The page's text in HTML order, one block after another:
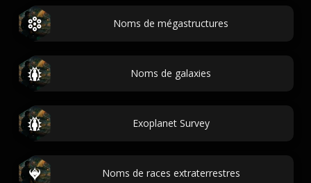
Noms de mégastructures
Noms de galaxies
Exoplanet Survey
Noms de races extraterrestres